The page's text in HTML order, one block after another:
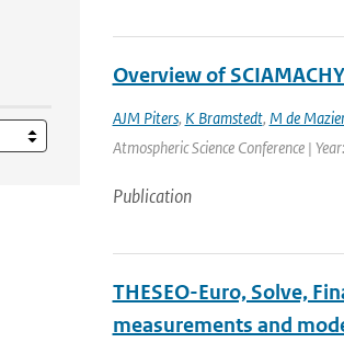
Overview of
AJM Piters, K Bramstedt, M de
Atmospheric Science Conference |
Publication
THESEO-Euro, Solve,
measurements and